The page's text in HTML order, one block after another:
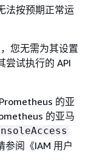
法按预期正常运
您无需为其设置
尝试执行的 API
的亚
的亚马
参阅《IAM 用户